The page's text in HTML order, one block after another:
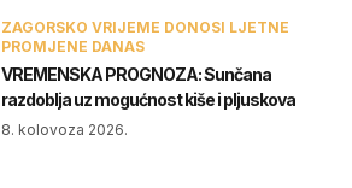
ZAGORSKO VRIJEME DONOSI LJETNE
PROMJENE DANAS
VREMENSKA PROGNOZA: Sunčana
razdoblja uz mogućnost kiše i pljuskova
8. kolovoza 2026.